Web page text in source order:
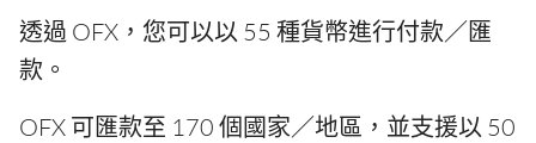
透過 OFX，您可以以 55 種貨幣進行付款／匯
款。
OFX 可匯款至 170 個國家／地區，並支援以 50